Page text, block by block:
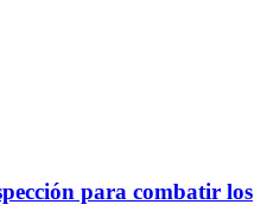
para combatir los